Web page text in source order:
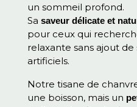
un sommeil profond.
Sa saveur délicate et
pour ceux qui
relaxante sans ajout de
artificiels.
Notre tisane de
une boisson, mais un